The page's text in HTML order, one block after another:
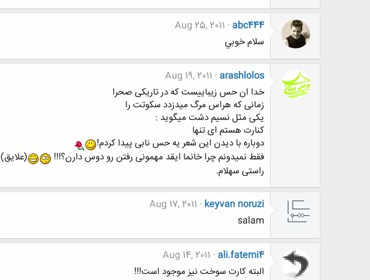
abc444
Aug 25, 2011
سلام خوبي
arashlolos
Aug 19, 2011
خدا ان حس زیباییست که در تاریکی صحرا
زمانی که هراس مرگ میدزدد سکوتت را
یکی مثل نسیم دشت میگوید :
کنارت هستم ای تنها
دوباره با دیدن این شعر یه حس نابی پیدا کردم!
فقط نمیدونم چرا خانما ایقد مهمونی رفتن رو دوس دارن؟!!!
(علایق)
راستی سهلام.
keyvan noruzi
Aug 17, 2011
salam
ali.fatemi4
Aug 14, 2011
البته کارت سوخت نیز موجود است!!!